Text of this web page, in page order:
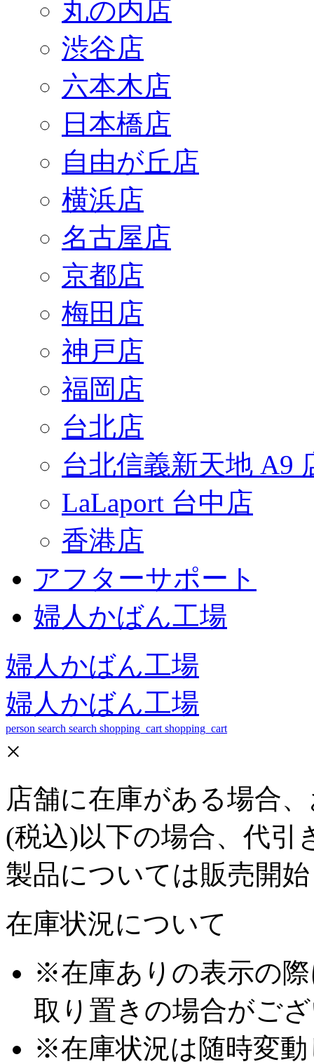
丸の内店
渋谷店
六本木店
日本橋店
自由が丘店
横浜店
名古屋店
京都店
梅田店
神戸店
福岡店
台北店
台北信義新天地 A9
LaLaport 台中店
香港店
アフターサポート
婦人かばん工場
婦人かばん工場
婦人かばん工場
person search search shopping_cart shopping_cart
×
店舗に在庫がある場合
(税込)以下の場合、代引
製品については販売開
在庫状況について
※在庫ありの表示の
取り置きの場合がご
※在庫状況は随時変